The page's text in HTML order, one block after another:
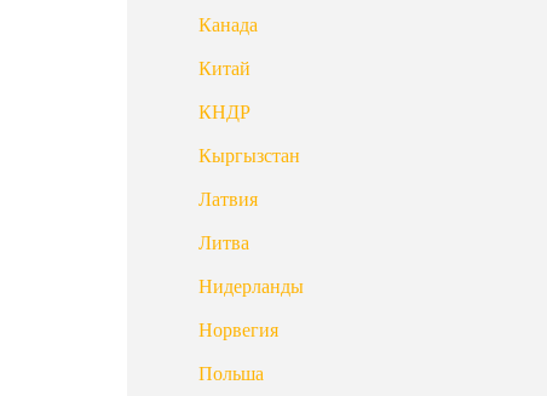
Канада
Китай
КНДР
Кыргызстан
Латвия
Литва
Нидерланды
Норвегия
Польша